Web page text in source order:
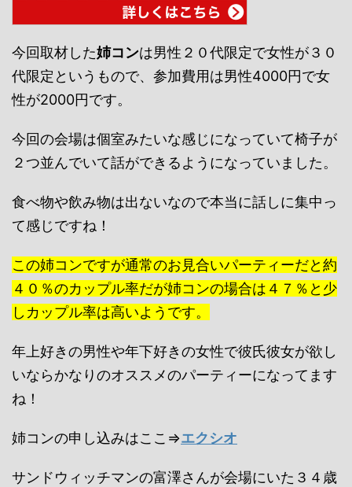
今回取材した姉コンは男性２０代限定で女性が３０
代限定というもので、参加費用は男性4000円で女
性が2000円です。
今回の会場は個室みたいな感じになっていて椅子が
２つ並んでいて話ができるようになっていました。
食べ物や飲み物は出ないなので本当に話しに集中っ
て感じですね！
この姉コンですが通常のお見合いパーティーだと約
４０％のカップル率だが姉コンの場合は４７％と少
しカップル率は高いようです。
年上好きの男性や年下好きの女性で彼氏彼女が欲し
いならかなりのオススメのパーティーになってます
ね！
姉コンの申し込みはここ⇒エクシオ
サンドウィッチマンの富澤さんが会場にいた３４歳